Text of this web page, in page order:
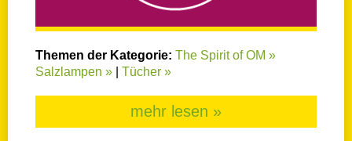
Themen der Kategorie: The Spirit of OM »
Salzlampen »
Tücher »
mehr lesen »